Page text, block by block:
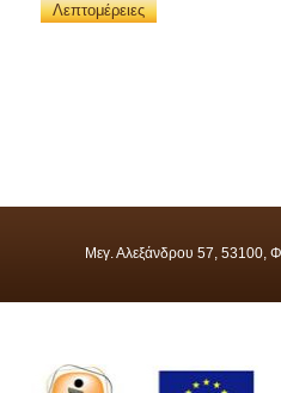
Λεπτομέρειες
Μεγ. Αλεξάνδρου 57, 53100,